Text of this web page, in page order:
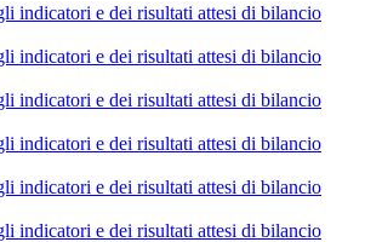
indicatori e dei risultati attesi di bilancio
indicatori e dei risultati attesi di bilancio
indicatori e dei risultati attesi di bilancio
indicatori e dei risultati attesi di bilancio
indicatori e dei risultati attesi di bilancio
indicatori e dei risultati attesi di bilancio